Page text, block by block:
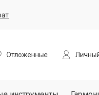
Отложенные